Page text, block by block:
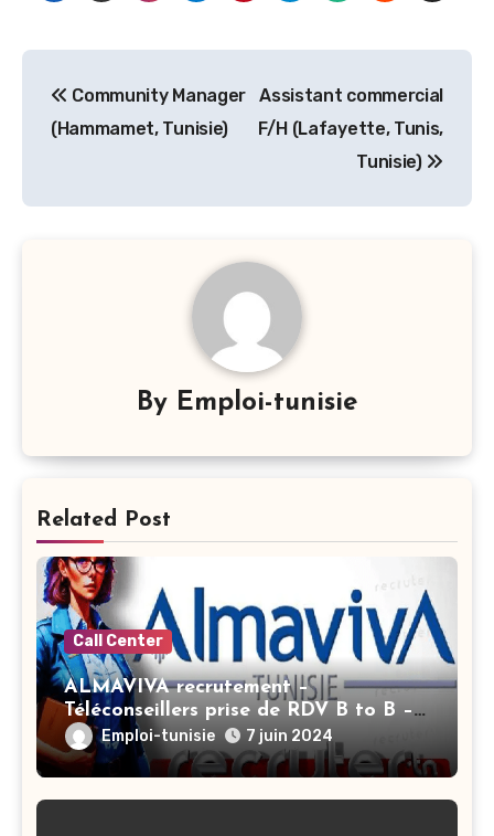
de
Community Manager
(Hammamet, Tunisie)
Assistant commercial
F/H (Lafayette, Tunis,
Tunisie)
By Emploi-tunisie
Related Post
Call Center
ALMAVIVA recrutement –
Téléconseillers prise de RDV B to B –
ArianaEmploi-tunisie 7 juin 2024